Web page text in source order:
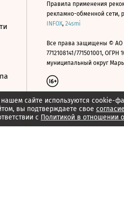
сайте используются cookie-
вы подтверждаете свое согласие
с Политикой в отношении
Правила применения
рекламно-обменной сети,
INFOX, 24smi
Все права защищены ©
7712108141/771501001, ОГРН
муниципальный округ